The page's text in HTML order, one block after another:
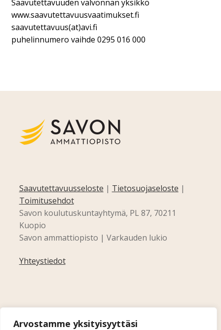
Arvostamme yksityisyyttäsi
Saavutettavuuden valvonnan yksikkö
www.saavutettavuusvaatimukset.fi
saavutettavuus(at)avi.fi
puhelinnumero vaihde 0295 016 000
Saavutettavuusseloste | Tietosuojaseloste |
Toimitusehdot
Savon koulutuskuntayhtymä, PL 87, 70211
Kuopio
Savon ammattiopisto | Varkauden lukio
Yhteystiedot